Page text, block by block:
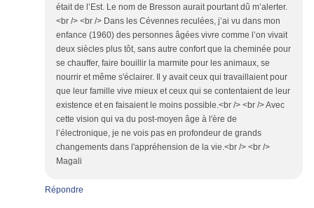
était de l’Est. Le nom de Bresson aurait pourtant dû m’alerter.
<br /> <br /> Dans les Cévennes reculées, j’ai vu dans mon
enfance (1960) des personnes âgées vivre comme l’on vivait
deux siècles plus tôt, sans autre confort que la cheminée pour
se chauffer, faire bouillir la marmite pour les animaux, se
nourrir et même s'éclairer. Il y avait ceux qui travaillaient pour
que leur famille vive mieux et ceux qui se contentaient de leur
existence et en faisaient le moins possible.<br /> <br /> Avec
cette vision qui va du post-moyen âge à l'ère de
l’électronique, je ne vois pas en profondeur de grands
changements dans l'appréhension de la vie.<br /> <br />
Magali
Répondre